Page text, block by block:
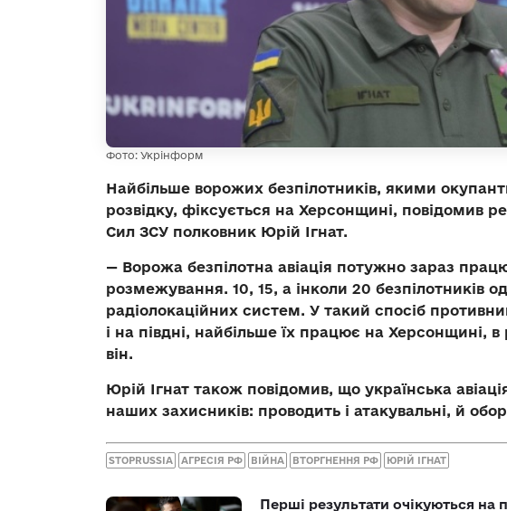
Фото: Укрінформ
Найбільше ворожих безпілотників, якими
розвідку, фіксується на Херсонщині, повідомив
Сил ЗСУ полковник Юрій Ігнат.
— Ворожа безпілотна авіація потужно зараз
розмежування. 10, 15, а інколи 20 безпілотників
радіолокаційних систем. У такий спосіб
і на півдні, найбільше їх працює на Херсонщині,
він.
Юрій Ігнат також повідомив, що українська
наших захисників: проводить і атакувальні, й
STOPRUSSIA АГРЕСІЯ РФ ВІЙНА ВТОРГНЕННЯ РФ ЮРІЙ ІГНАТ
Перші результати очікуються на